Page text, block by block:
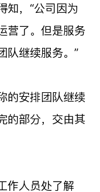
知，“公司因为
营了。但是服务
队继续服务。”
的安排团队继续
的部分，交由其
作人员处了解